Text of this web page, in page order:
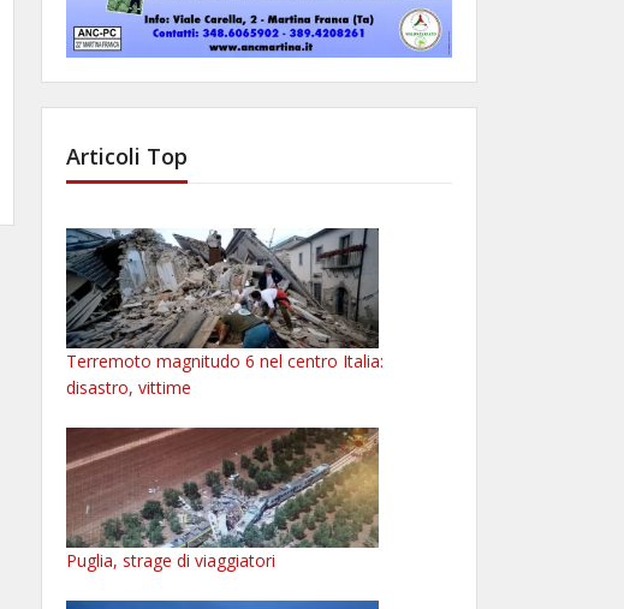
Articoli Top
Terremoto magnitudo 6 nel centro Italia:
disastro, vittime
Puglia, strage di viaggiatori